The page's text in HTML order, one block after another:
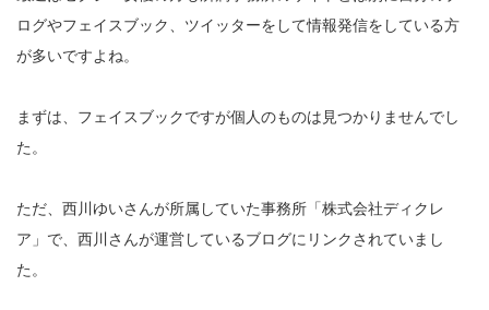
ログやフェイスブック、ツイッターをして情報発信をしている方
が多いですよね。
まずは、フェイスブックですが個人のものは見つかりませんでし
た。
ただ、西川ゆいさんが所属していた事務所「株式会社ディクレ
ア」で、西川さんが運営しているブログにリンクされていまし
た。